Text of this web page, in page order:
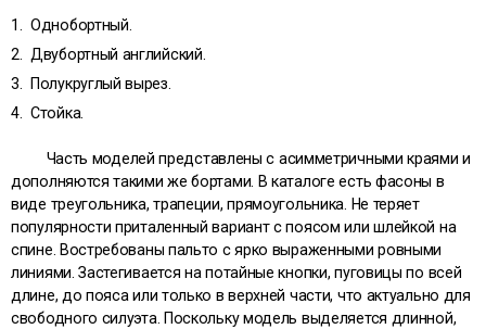
Однобортный.
Двубортный английский.
Полукруглый вырез.
Стойка.
Часть моделей представлены с асимметричными краями и
дополняются такими же бортами. В каталоге есть фасоны в
виде треугольника, трапеции, прямоугольника. Не теряет
популярности приталенный вариант с поясом или шлейкой на
спине. Востребованы пальто с ярко выраженными ровными
линиями. Застегивается на потайные кнопки, пуговицы по всей
длине, до пояса или только в верхней части, что актуально для
свободного силуэта. Поскольку модель выделяется длинной,